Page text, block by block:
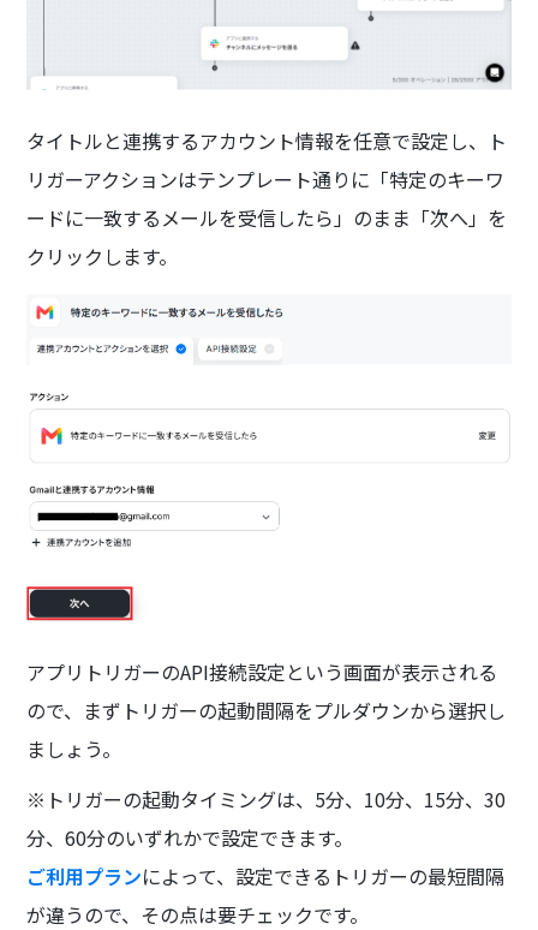
タイトルと連携するアカウント情報を任意で設定し、ト
リガーアクションはテンプレート通りに「特定のキーワ
ードに一致するメールを受信したら」のまま「次へ」を
クリックします。
アプリトリガーのAPI接続設定という画面が表示される
ので、まずトリガーの起動間隔をプルダウンから選択し
ましょう。
※トリガーの起動タイミングは、5分、10分、15分、30
分、60分のいずれかで設定できます。
ご利用プランによって、設定できるトリガーの最短間隔
が違うので、その点は要チェックです。